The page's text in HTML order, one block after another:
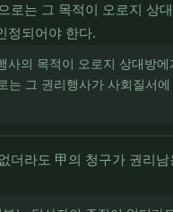
는 그 목적이 오로지 상
정되어야 한다.
의 목적이 오로지 상대방
그 권리행사가 사회질서
더라도 甲의 청구가 권리